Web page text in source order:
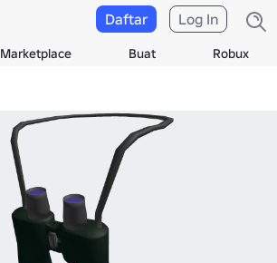
Marketplace Buat Robux
Daftar Log In